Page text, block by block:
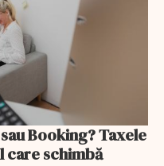
Booking? Taxele
care schimbă